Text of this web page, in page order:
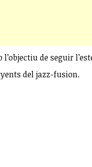
de seguir
del jazz-fusion.